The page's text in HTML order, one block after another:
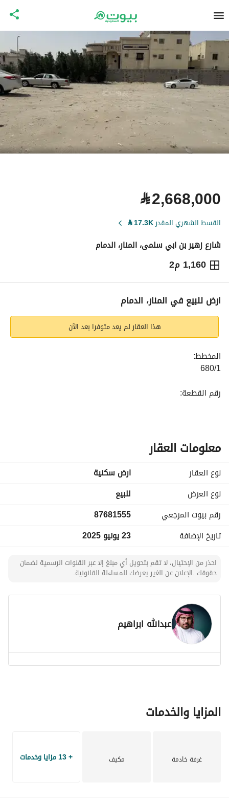
⃁2,668,000
القسط الشهري المقدر17.3K
⃁
شارع زهير بن ابي سلمى، المنار، الدمام
1,160 م2
⃁
2,668,000
التفاصيل معلومات ترخيص الإعلان
ارض للبيع في المنار، الدمام
هذا العقار لم يعد متوفرا بعد الآن
المخطط:
680/1
رقم القطعة:
1160 متر مربع
الواجهة:
جنوب غربي
عرض الشوارع:
-30 متر جنوب
-فايبر
-ماء
-صرف صحي
سعر المتر:
الفين و 300 ريال
السعر الإجمالي:
2 مليون و 668 الف ريال
معلومات العقار
نوع العقار
ارض سكنية
نوع العرض
للبيع
رقم بيوت المرجعي
87681555
تاريخ الإضافة
23 يونيو 2025
احذر من الإحتيال، لا تقم بتحويل أي مبلغ إلا عبر القنوات الرسمية لضمان
حقوقك .الإعلان عن الغير يعرضك للمساءلة القانونية.
عبدالله ابراهيم
المزايا والخدمات
غرفة خادمة مكيف + 13 مزايا وخدمات